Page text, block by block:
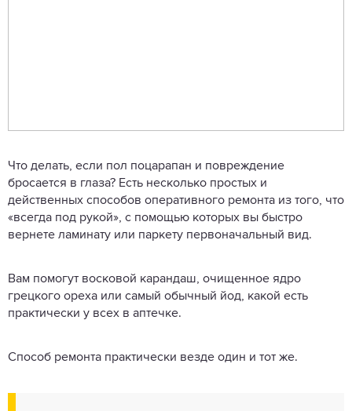
Что делать, если пол поцарапан и повреждение
бросается в глаза? Есть несколько простых и
действенных способов оперативного ремонта из того, что
«всегда под рукой», с помощью которых вы быстро
вернете ламинату или паркету первоначальный вид.
Вам помогут восковой карандаш, очищенное ядро
грецкого ореха или самый обычный йод, какой есть
практически у всех в аптечке.
Способ ремонта практически везде один и тот же.